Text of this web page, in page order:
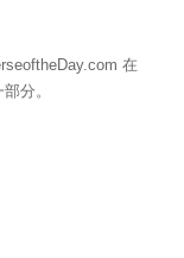
在
分。